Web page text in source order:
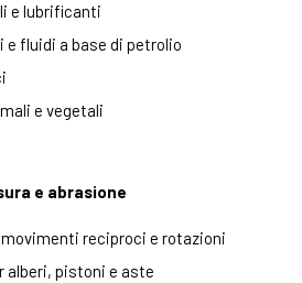
e lubrificanti
e fluidi a base di petrolio
e vegetali
e abrasione
movimenti reciproci e rotazioni
alberi, pistoni e aste